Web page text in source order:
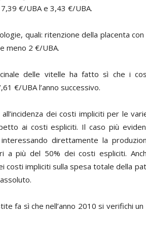
€/UBA e 3,43 €/UBA.
quali: ritenzione della placenta con
meno 2 €/UBA.
delle vitelle ha fatto sì che i
€/UBA l’anno successivo.
dei costi impliciti per le
ai costi espliciti. Il caso più
direttamente la
a più del 50% dei costi espliciti.
costi impliciti sulla spesa totale della
fa sì che nell’anno 2010 si verifichi